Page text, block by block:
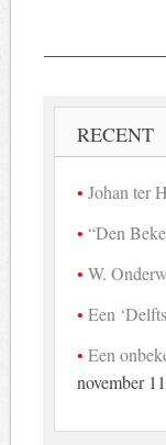
RECENT
Johan ter
“Den
W.
Een
Een
november